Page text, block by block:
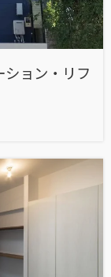
ョン・リフ